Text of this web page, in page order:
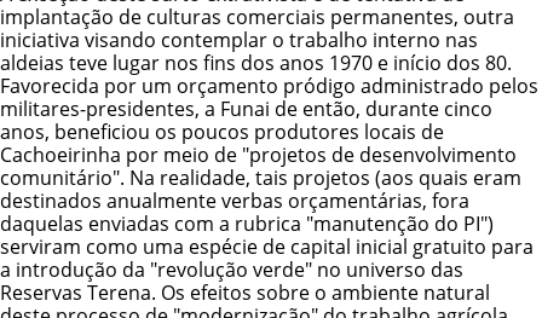
implantação de culturas comerciais permanentes, outra
iniciativa visando contemplar o trabalho interno nas
aldeias teve lugar nos fins dos anos 1970 e início dos 80.
Favorecida por um orçamento pródigo administrado pelos
militares-presidentes, a Funai de então, durante cinco
anos, beneficiou os poucos produtores locais de
Cachoeirinha por meio de "projetos de desenvolvimento
comunitário". Na realidade, tais projetos (aos quais eram
destinados anualmente verbas orçamentárias, fora
daquelas enviadas com a rubrica "manutenção do PI")
serviram como uma espécie de capital inicial gratuito para
a introdução da "revolução verde" no universo das
Reservas Terena. Os efeitos sobre o ambiente natural